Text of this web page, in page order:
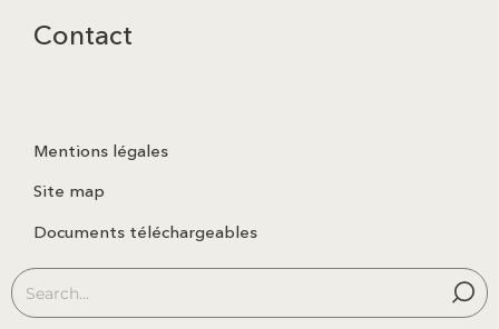
Contact
Mentions légales
Site map
Documents téléchargeables